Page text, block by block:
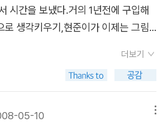
시간을 보냈다.거의 1년전에 구입해
생각키우기,현준이가 이제는 그림
를 남발하고 현수는 옆에서 자기도 하
도 금새 포기하고 자기 앞에 놓인 종
라고 말하는 현준.머리털그리는현준
더보기
05-10